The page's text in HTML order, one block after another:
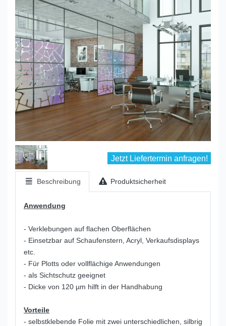
Jetzt Liefertermin anfragen!
Beschreibung Produktsicherheit
Anwendung
- Verklebungen auf flachen Oberflächen
- Einsetzbar auf Schaufenstern, Acryl, Verkaufsdisplays
etc.
- Für Plotts oder vollflächige Anwendungen
- als Sichtschutz geeignet
- Dicke von 120 µm hilft in der Handhabung
Vorteile
- selbstklebende Folie mit zwei unterschiedlichen, silbrig